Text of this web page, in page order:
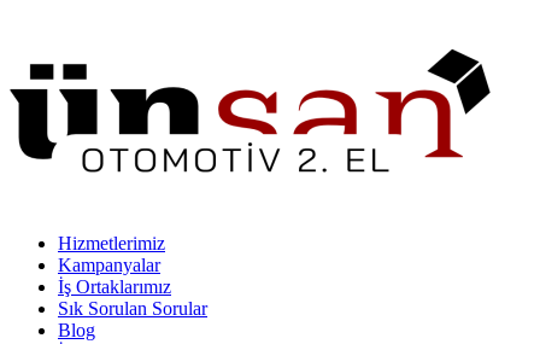
Hizmetlerimiz
Kampanyalar
İş Ortaklarımız
Sık Sorulan Sorular
Blog